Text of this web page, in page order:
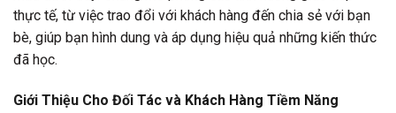
thực tế, từ việc trao đổi với khách hàng đến chia sẻ với bạn
bè, giúp bạn hình dung và áp dụng hiệu quả những kiến thức
đã học.
Giới Thiệu Cho Đối Tác và Khách Hàng Tiềm Năng